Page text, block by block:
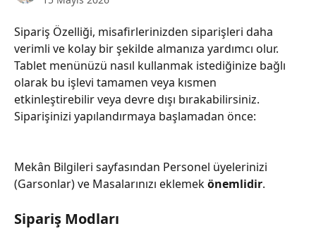
Sipariş Özelliği, misafirlerinizden siparişleri daha
verimli ve kolay bir şekilde almanıza yardımcı olur.
Tablet menünüzü nasıl kullanmak istediğinize bağlı
olarak bu işlevi tamamen veya kısmen
etkinleştirebilir veya devre dışı bırakabilirsiniz.
Siparişinizi yapılandırmaya başlamadan önce:
Mekân Bilgileri sayfasından Personel üyelerinizi
(Garsonlar) ve Masalarınızı eklemek önemlidir.
Sipariş Modları